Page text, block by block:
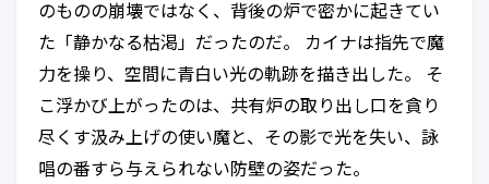
のものの崩壊ではなく、背後の炉で密かに起きてい
た「静かなる枯渇」だったのだ。 カイナは指先で魔
力を操り、空間に青白い光の軌跡を描き出した。 そ
こ浮かび上がったのは、共有炉の取り出し口を貪り
尽くす汲み上げの使い魔と、その影で光を失い、詠
唱の番すら与えられない防壁の姿だった。